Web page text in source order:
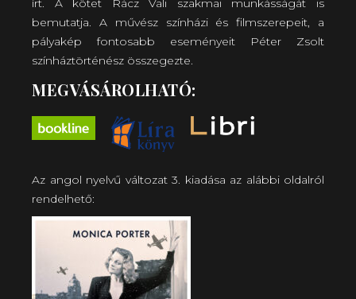
írt. A kötet Rácz Vali szakmai munkásságát is
bemutatja. A művész színházi és filmszerepeit, a
pályakép fontosabb eseményeit Péter Zsolt
színháztörténész összegezte.
MEGVÁSÁROLHATÓ:
Az angol nyelvű változat 3. kiadása az alábbi oldalról
rendelhető: